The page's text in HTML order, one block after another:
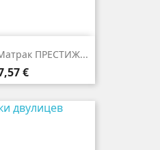
ПРЕСТИЖ...
€